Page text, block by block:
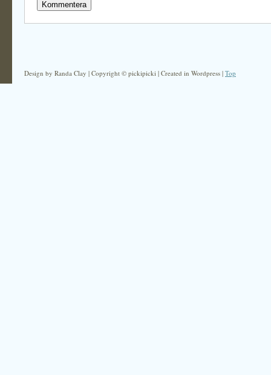
Design by Randa Clay | Copyright © pickipicki | Created in Wordpress | Top